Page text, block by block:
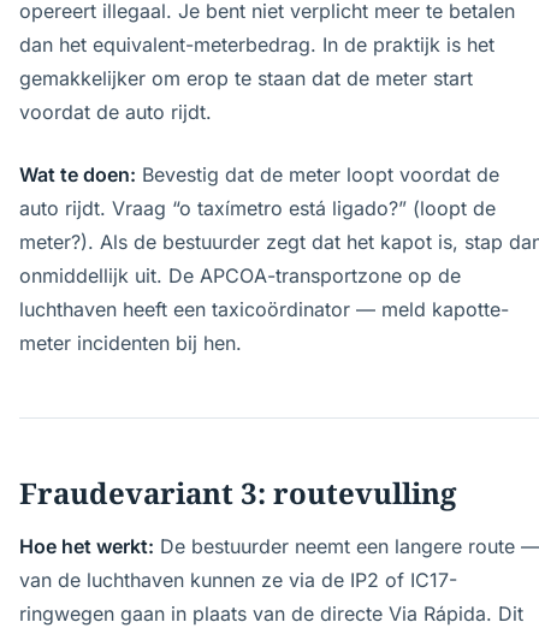
opereert illegaal. Je bent niet verplicht meer te betalen
dan het equivalent-meterbedrag. In de praktijk is het
gemakkelijker om erop te staan dat de meter start
voordat de auto rijdt.
Wat te doen: Bevestig dat de meter loopt voordat de
auto rijdt. Vraag “o taxímetro está ligado?” (loopt de
meter?). Als de bestuurder zegt dat het kapot is, stap
onmiddellijk uit. De APCOA-transportzone op de
luchthaven heeft een taxicoördinator — meld kapotte-
meter incidenten bij hen.
Fraudevariant 3: routevulling
Hoe het werkt: De bestuurder neemt een langere route —
van de luchthaven kunnen ze via de IP2 of IC17-
ringwegen gaan in plaats van de directe Via Rápida. Dit